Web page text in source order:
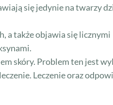
się jedynie na twarzy
a także objawia się licznymi
skóry. Problem ten jest
Leczenie oraz